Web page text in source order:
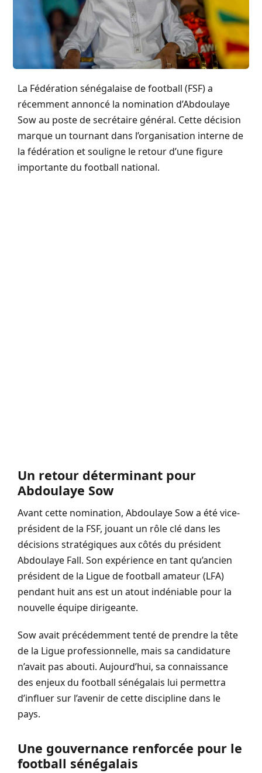
La Fédération sénégalaise de football (FSF) a
récemment annoncé la nomination d’Abdoulaye
Sow au poste de secrétaire général. Cette décision
marque un tournant dans l’organisation interne de
la fédération et souligne le retour d’une figure
importante du football national.
Un retour déterminant pour
Abdoulaye Sow
Avant cette nomination, Abdoulaye Sow a été vice-
président de la FSF, jouant un rôle clé dans les
décisions stratégiques aux côtés du président
Abdoulaye Fall. Son expérience en tant qu’ancien
président de la Ligue de football amateur (LFA)
pendant huit ans est un atout indéniable pour la
nouvelle équipe dirigeante.
Sow avait précédemment tenté de prendre la tête
de la Ligue professionnelle, mais sa candidature
n’avait pas abouti. Aujourd’hui, sa connaissance
des enjeux du football sénégalais lui permettra
d’influer sur l’avenir de cette discipline dans le
pays.
Une gouvernance renforcée pour le
football sénégalais